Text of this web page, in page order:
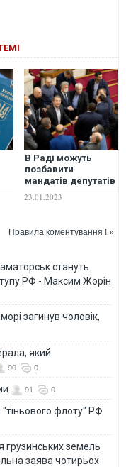
В Раді можуть
позбавити
мандатів депутатів
подвійне
23.01.2023
Правила коментування ! »
стануть
РФ - Максим Жорін
загинув чоловік,
який
90 0
91 0
флоту" РФ
грузинських земель
заява чотирьох